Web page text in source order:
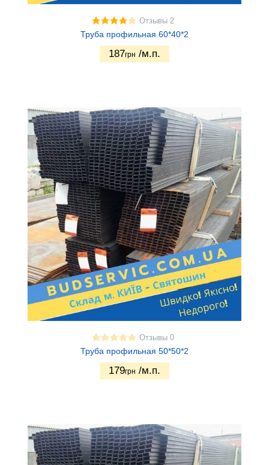
Отзывы 2
Труба профильная 60*40*2
187грн /м.п.
Отзывы 0
Труба профильная 50*50*2
179грн /м.п.